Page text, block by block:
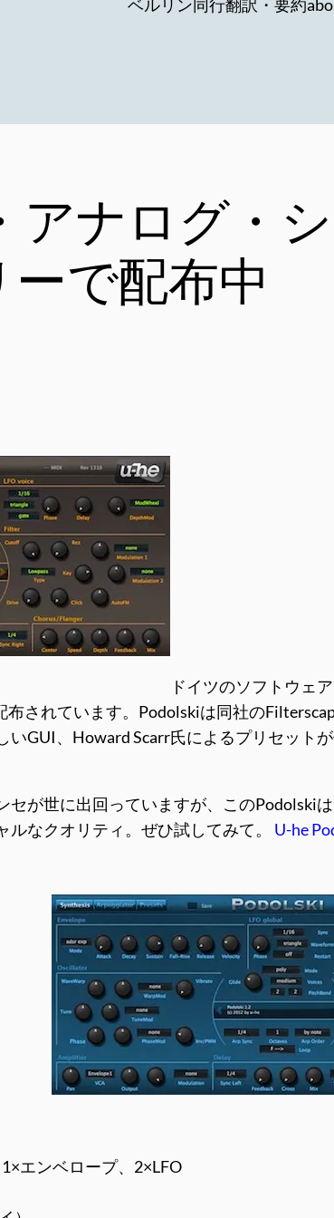
ベルリン同行翻訳・要約
アナログ・
ーで配布中
ドイツのソフトウェ
布されています。Podolskiは同社の
いGUI、Howard Scarr氏によるプリセッ
セが世に出回っていますが、このPodolski
なクオリティ。ぜひ試してみて。 U-he
エンベロープ、2×LFO